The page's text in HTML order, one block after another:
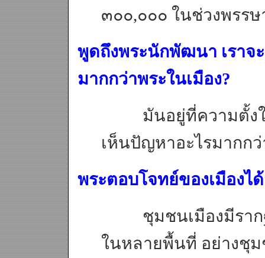
๓๐๐,๐๐๐ ในช่วงพรร
พูดถึงพระนักพัฒนา เราจ
มากกว่าพระในเมือง?
มันอยู่ที่ความตั้งใจ
เห็นปัญหาอะไรมากก
พระตอบโจทย์ของเมืองไ
ชุมชนเมืองมีรากฐ
ในหลายพื้นที่ อย่างชุม